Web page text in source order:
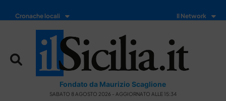
Cronache locali Il Network
Fondato da Maurizio Scaglione
SABATO 8 AGOSTO 2026 - AGGIORNATO ALLE 15:34